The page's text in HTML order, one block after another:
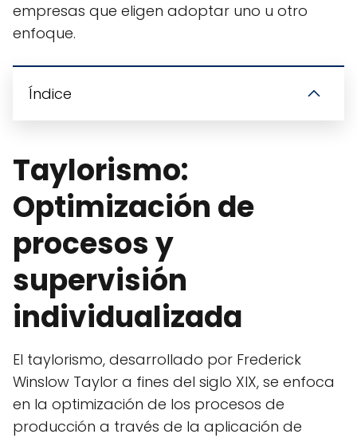
empresas que eligen adoptar uno u otro
enfoque.
Índice
Taylorismo:
Optimización de
procesos y
supervisión
individualizada
El taylorismo, desarrollado por Frederick
Winslow Taylor a fines del siglo XIX, se enfoca
en la optimización de los procesos de
producción a través de la aplicación de